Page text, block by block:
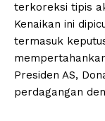
terkoreksi tipis
Kenaikan ini
termasuk
Presiden AS,
perdagangan